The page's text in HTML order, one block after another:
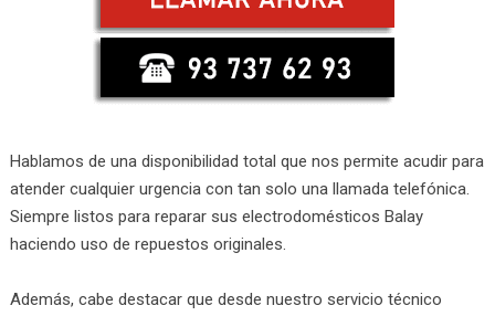
Hablamos de una disponibilidad total que nos permite acudir para
atender cualquier urgencia con tan solo una llamada telefónica.
Siempre listos para reparar sus electrodomésticos Balay
haciendo uso de repuestos originales.
Además, cabe destacar que desde nuestro servicio técnico